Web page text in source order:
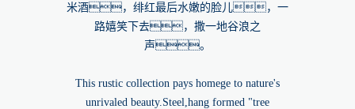
米酒，绯红最后水嫩的脸儿，一
路嬉笑下去，撒一地谷浪之
声。
This rustic collection pays homege to nature's
unrivaled beauty.Steel,hang formed "tree